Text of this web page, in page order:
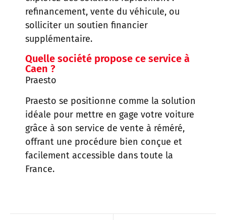
refinancement, vente du véhicule, ou
solliciter un soutien financier
supplémentaire.
Quelle société propose ce service à
Caen ?
Praesto
Praesto se positionne comme la solution
idéale pour mettre en gage votre voiture
grâce à son service de vente à réméré,
offrant une procédure bien conçue et
facilement accessible dans toute la
France.